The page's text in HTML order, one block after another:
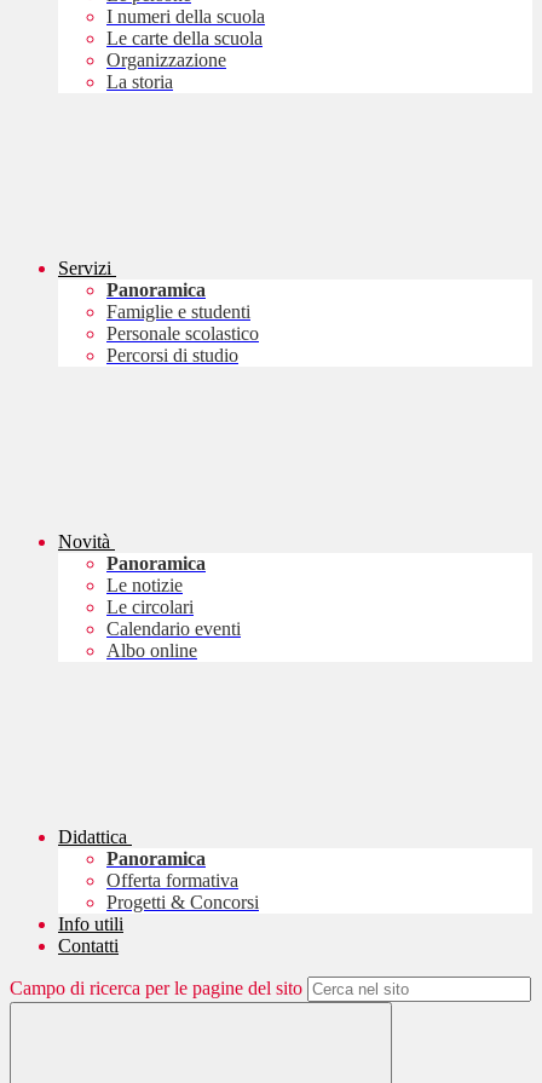
I numeri della scuola
Le carte della scuola
Organizzazione
La storia
Servizi
Panoramica
Famiglie e studenti
Personale scolastico
Percorsi di studio
Novità
Panoramica
Le notizie
Le circolari
Calendario eventi
Albo online
Didattica
Panoramica
Offerta formativa
Progetti & Concorsi
Info utili
Contatti
Campo di ricerca per le pagine del sito